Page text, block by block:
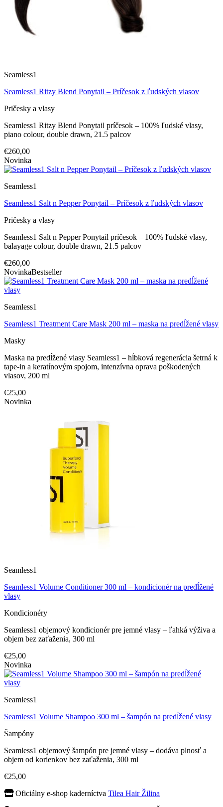
Seamless1
Seamless1 Ritzy Blend Ponytail – Príčesok z ľudských vlasov
Pričesky a vlasy
Seamless1 Ritzy Blend Ponytail príčesok – 100% ľudské vlasy,
piano colour, double drawn, 21.5 palcov
€260,00
Novinka
Seamless1
Seamless1 Salt n Pepper Ponytail – Príčesok z ľudských vlasov
Pričesky a vlasy
Seamless1 Salt n Pepper Ponytail príčesok – 100% ľudské vlasy,
balayage colour, double drawn, 21.5 palcov
€260,00
NovinkaBestseller
Seamless1
Seamless1 Treatment Care Mask 200 ml – maska na predĺžené vlasy
Masky
Maska na predĺžené vlasy Seamless1 – hĺbková regenerácia šetrná k
tape-in a keratínovým spojom, intenzívna oprava poškodených
vlasov, 200 ml
€25,00
Novinka
Seamless1
Seamless1 Volume Conditioner 300 ml – kondicionér na predĺžené
vlasy
Kondicionéry
Seamless1 objemový kondicionér pre jemné vlasy – ľahká výživa a
objem bez zaťaženia, 300 ml
€25,00
Novinka
Seamless1
Seamless1 Volume Shampoo 300 ml – šampón na predĺžené vlasy
Šampóny
Seamless1 objemový šampón pre jemné vlasy – dodáva plnosť a
objem od korienkov bez zaťaženia, 300 ml
€25,00
Oficiálny e-shop kaderníctva Tilea Hair Žilina